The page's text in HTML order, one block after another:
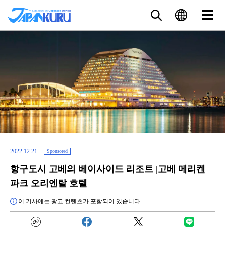
2022.12.21 Sponsored
항구도시 고베의 베이사이드 리조트 |고베 메리켄
파크 오리엔탈 호텔
이 기사에는 광고 컨텐츠가 포함되어 있습니다.